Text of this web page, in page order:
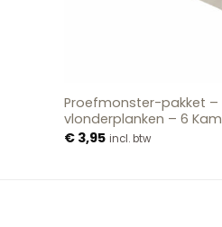
Proefmonster-pakket –
vlonderplanken – 6
€ 3,95 incl. btw